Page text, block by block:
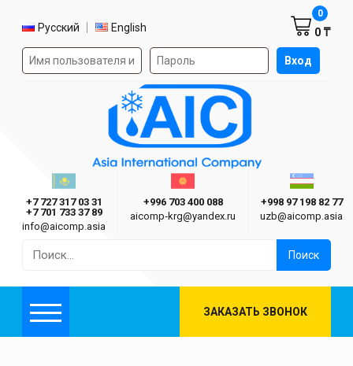
Выбор языка
Русский English
Форма авторизации на сайте Вход
0 ₸
0
Asia International Company
Казахстан г. Алматы
+7 727 317 03 31
+7 701 733 37 89
info@aicomp.asia
Киргизия г. Бишкек
+996 703 400 088
aicomp‑krg@yandex.ru
+998 97 198 82 77
uzb@aicomp.asia
Меню ЗАКАЗАТЬ ЗВОНОК